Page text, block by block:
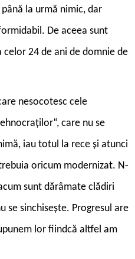
la urmă nimic, dar
De aceea sunt
celor 24 de ani de domnie de
nesocotesc cele
care nu se
iau totul la rece și atunci
oricum modernizat. N-
sunt dărâmate clădiri
se sinchisește. Progresul are
lor fiindcă altfel am